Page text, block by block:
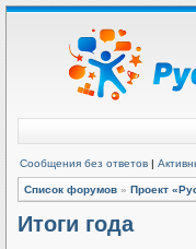
Сообщения без ответов |
Список форумов » Проект
Итоги года